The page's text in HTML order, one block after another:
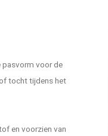
pasvorm voor de
tocht tijdens het
en voorzien van